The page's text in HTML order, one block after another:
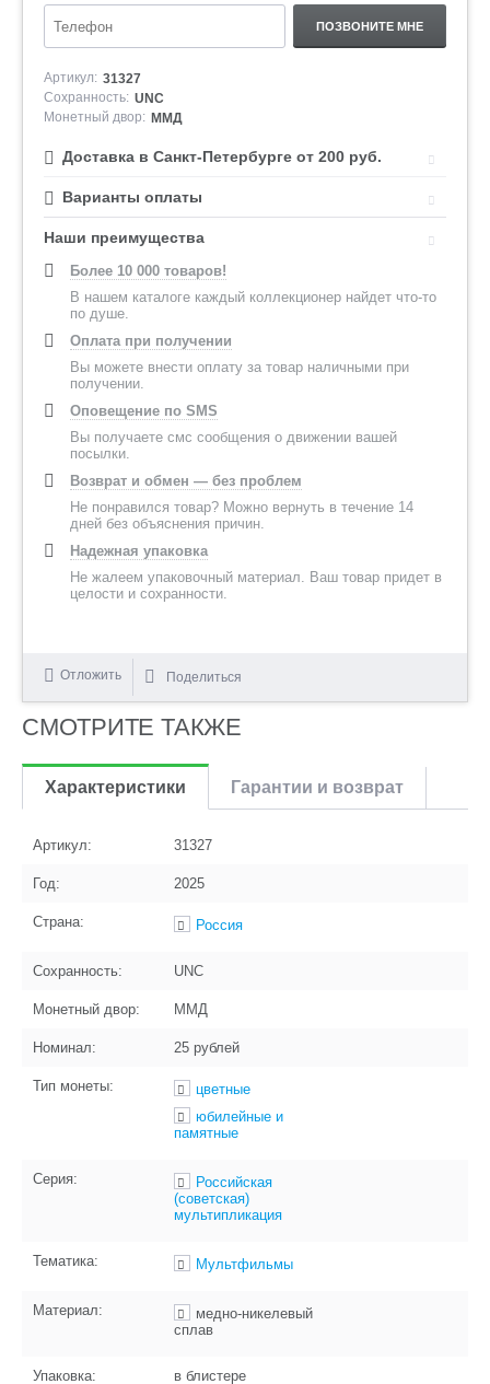
ПОЗВОНИТЕ МНЕ
Артикул: 31327
Сохранность: UNC
Монетный двор: ММД
Доставка в Санкт-Петербурге от 200 руб.
Варианты оплаты
Наши преимущества
Более 10 000 товаров!
В нашем каталоге каждый коллекционер найдет что-то
по душе.
Оплата при получении
Вы можете внести оплату за товар наличными при
получении.
Оповещение по SMS
Вы получаете смс сообщения о движении вашей
посылки.
Возврат и обмен — без проблем
Не понравился товар? Можно вернуть в течение 14
дней без объяснения причин.
Надежная упаковка
Не жалеем упаковочный материал. Ваш товар придет в
целости и сохранности.
Отложить Поделиться
СМОТРИТЕ ТАКЖЕ
Характеристики Гарантии и возврат
Артикул: 31327
Год: 2025
Страна: Россия
Сохранность: UNC
Монетный двор: ММД
Номинал: 25 рублей
Тип монеты:
цветные
юбилейные и
памятные
Серия:
Российская
(советская)
мультипликация
Тематика: Мультфильмы
Материал:
медно-никелевый
сплав
Упаковка: в блистере